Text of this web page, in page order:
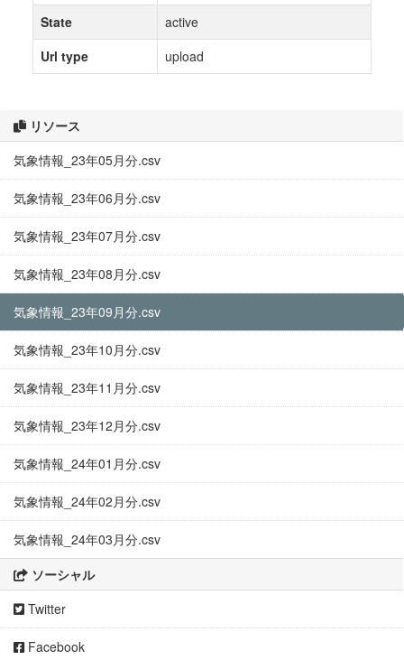
リソース
気象情報_23年05月分.csv
気象情報_23年06月分.csv
気象情報_23年07月分.csv
気象情報_23年08月分.csv
気象情報_23年09月分.csv
気象情報_23年10月分.csv
気象情報_23年11月分.csv
気象情報_23年12月分.csv
気象情報_24年01月分.csv
気象情報_24年02月分.csv
気象情報_24年03月分.csv
ソーシャル
Twitter
Facebook
State
active
Url type
upload